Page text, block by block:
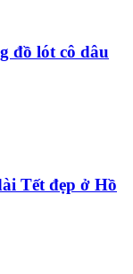
đồ lót cô dâu
Tết đẹp ở Hồ